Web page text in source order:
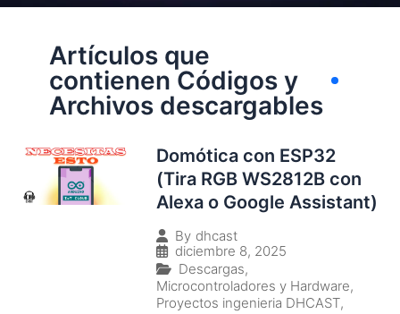
Artículos que
contienen Códigos y
Archivos descargables
Domótica con ESP32
(Tira RGB WS2812B con
Alexa o Google Assistant)
By dhcast
diciembre 8, 2025
Descargas,
Microcontroladores y Hardware,
Proyectos ingenieria DHCAST,